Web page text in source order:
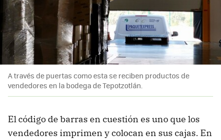
A través de puertas como esta se reciben productos de
vendedores en la bodega de Tepotzotlán.
El código de barras en cuestión es uno que los
vendedores imprimen y colocan en sus cajas. En